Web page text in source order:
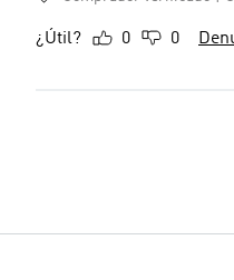
¿Útil? 0 0